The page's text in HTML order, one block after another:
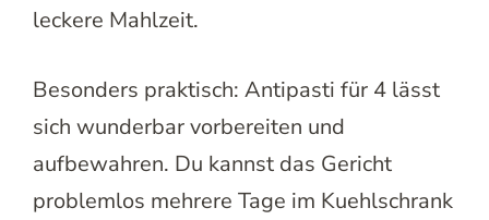
leckere Mahlzeit.
Besonders praktisch: Antipasti für 4 lässt
sich wunderbar vorbereiten und
aufbewahren. Du kannst das Gericht
problemlos mehrere Tage im Kuehlschrank